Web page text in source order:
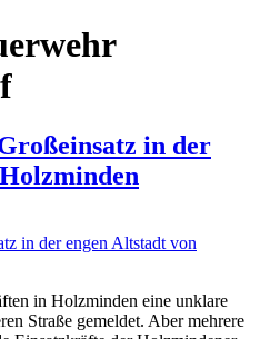
in der
in Holzminden eine unklare
Straße gemeldet. Aber mehrere